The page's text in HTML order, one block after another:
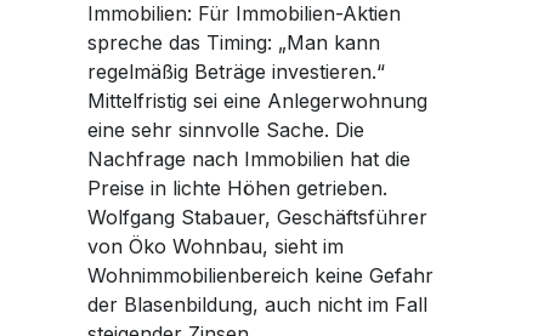
Immobilien: Für Immobilien-Aktien
spreche das Timing: „Man kann
regelmäßig Beträge investieren.“
Mittelfristig sei eine Anlegerwohnung
eine sehr sinnvolle Sache. Die
Nachfrage nach Immobilien hat die
Preise in lichte Höhen getrieben.
Wolfgang Stabauer, Geschäftsführer
von Öko Wohnbau, sieht im
Wohnimmobilienbereich keine Gefahr
der Blasenbildung, auch nicht im Fall